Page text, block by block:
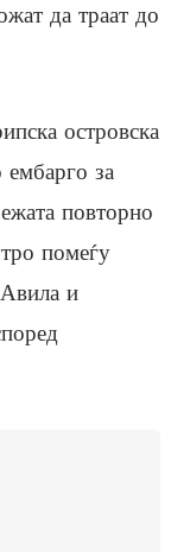
да траат до
островска
ембарго за
повторно
помеѓу
и